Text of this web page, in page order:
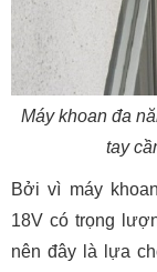
Máy khoan đa
tay
Bởi vì máy
18V có trọng
nên đây là lựa